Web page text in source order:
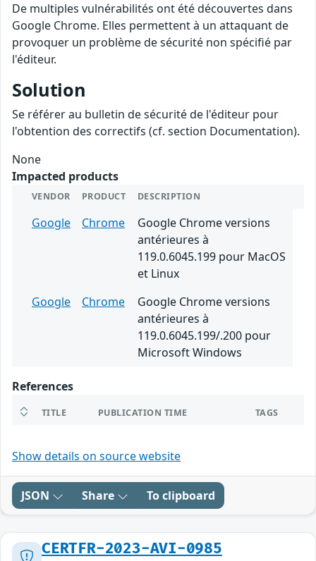
De multiples vulnérabilités ont été découvertes dans
Google Chrome. Elles permettent à un attaquant de
provoquer un problème de sécurité non spécifié par
l'éditeur.
Solution
Se référer au bulletin de sécurité de l'éditeur pour
l'obtention des correctifs (cf. section Documentation).
None
Impacted products
VENDOR PRODUCT DESCRIPTION
Google Chrome
Google Chrome versions
antérieures à
119.0.6045.199 pour MacOS
et Linux
Google
Chrome
Google Chrome versions
antérieures à
119.0.6045.199/.200 pour
Microsoft Windows
References
TITLE PUBLICATION TIME TAGS
Show details on source website
JSON Share To clipboard
CERTFR-2023-AVI-0985